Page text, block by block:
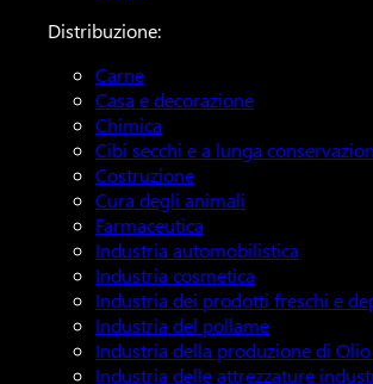
Distribuzione:
Carne
Casa e decorazione
Chimica
Cibi secchi e a lunga
Costruzione
Cura degli animali
Farmaceutica
Industria automobilistica
Industria cosmetica
Industria dei prodotti freschi e
Industria del pollame
Industria della produzione di
Industria delle attrezzature